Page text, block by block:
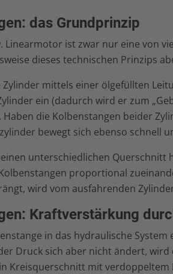
das Grundprinzip
Linearmotor ist zwar nur eine von
dieses technischen Prinzips
mittels einer ölgefüllten
ein (dadurch wird er zum
Haben die Kolbenstangen beider
bewegt sich ebenso schnell
unterschiedlichen Querschnitt
proportional
wird vom ausfahrenden
Kraftverstärkung
in das hydraulische
Druck sich aber nicht ändert,
Kreisquerschnitt mit